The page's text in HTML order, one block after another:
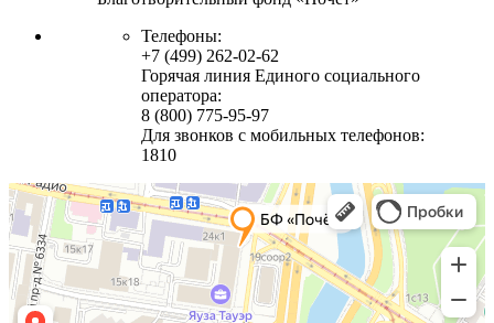
Телефоны:
+7 (499) 262-02-62
Горячая линия Единого социального
оператора:
8 (800) 775-95-97
Для звонков с мобильных телефонов:
1810